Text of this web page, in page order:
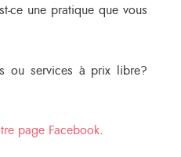
ce une pratique que vous
ou services à prix libre?
page Facebook.